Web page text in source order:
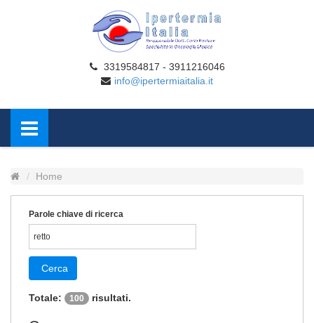
3319584817 - 3911216046
info@ipertermiaitalia.it
Home
Parole chiave di ricerca
Cerca
Totale: 100 risultati.